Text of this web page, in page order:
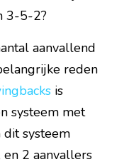
3-5-2?
aanvallend
reden
is
systeem met
dit systeem
2 aanvallers